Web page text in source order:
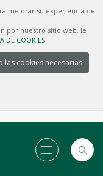
mejorar su experiencia de
por nuestro sitio web, le
DE COOKIES.
las cookies necesarias